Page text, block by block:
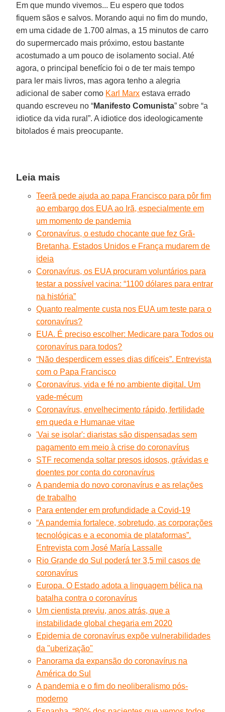
Em que mundo vivemos... Eu espero que todos
fiquem sãos e salvos. Morando aqui no fim do mundo,
em uma cidade de 1.700 almas, a 15 minutos de carro
do supermercado mais próximo, estou bastante
acostumado a um pouco de isolamento social. Até
agora, o principal benefício foi o de ter mais tempo
para ler mais livros, mas agora tenho a alegria
adicional de saber como Karl Marx estava errado
quando escreveu no “Manifesto Comunista” sobre “a
idiotice da vida rural”. A idiotice dos ideologicamente
bitolados é mais preocupante.
Leia mais
Teerã pede ajuda ao papa Francisco para pôr fim
ao embargo dos EUA ao Irã, especialmente em
um momento de pandemia
Coronavírus, o estudo chocante que fez Grã-
Bretanha, Estados Unidos e França mudarem de
ideia
Coronavírus, os EUA procuram voluntários para
testar a possível vacina: “1100 dólares para entrar
na história”
Quanto realmente custa nos EUA um teste para o
coronavírus?
EUA. É preciso escolher: Medicare para Todos ou
coronavírus para todos?
“Não desperdicem esses dias difíceis”. Entrevista
com o Papa Francisco
Coronavírus, vida e fé no ambiente digital. Um
vade-mécum
Coronavírus, envelhecimento rápido, fertilidade
em queda e Humanae vitae
'Vai se isolar': diaristas são dispensadas sem
pagamento em meio à crise do coronavírus
STF recomenda soltar presos idosos, grávidas e
doentes por conta do coronavírus
A pandemia do novo coronavírus e as relações
de trabalho
Para entender em profundidade a Covid-19
“A pandemia fortalece, sobretudo, as corporações
tecnológicas e a economia de plataformas”.
Entrevista com José María Lassalle
Rio Grande do Sul poderá ter 3,5 mil casos de
coronavírus
Europa. O Estado adota a linguagem bélica na
batalha contra o coronavírus
Um cientista previu, anos atrás, que a
instabilidade global chegaria em 2020
Epidemia de coronavírus expõe vulnerabilidades
da "uberização"
Panorama da expansão do coronavírus na
América do Sul
A pandemia e o fim do neoliberalismo pós-
moderno